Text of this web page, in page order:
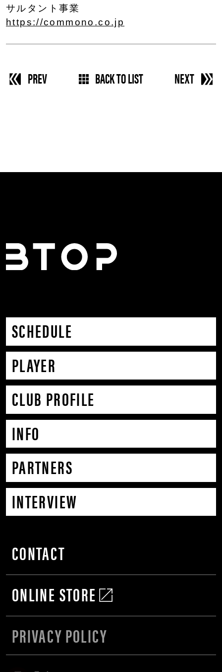
サルタント事業
https://commono.co.jp
PREV BACK TO LIST NEXT
SCHEDULE
PLAYER
CLUB PROFILE
INFO
PARTNERS
INTERVIEW
CONTACT
ONLINE STORE
PRIVACY POLICY